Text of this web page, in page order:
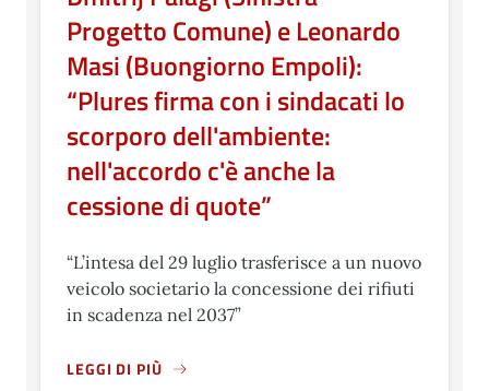
Progetto Comune) e Leonardo
Masi (Buongiorno Empoli):
“Plures firma con i sindacati lo
scorporo dell'ambiente:
nell'accordo c'è anche la
cessione di quote”
“L’intesa del 29 luglio trasferisce a un nuovo
veicolo societario la concessione dei rifiuti
in scadenza nel 2037”
LEGGI DI PIÙ
A PROPOSITO DI DMITRIJ PALAGI (SINISTRA